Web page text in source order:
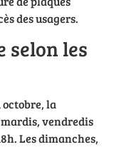
des usagers.
les
octobre, la
vendredis
Les dimanches,